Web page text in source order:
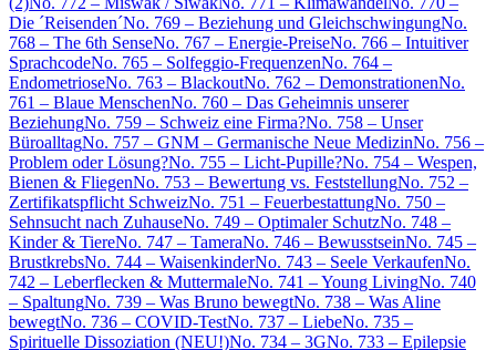
Die ´Reisenden´No. 769 – Beziehung und GleichschwingungNo.
768 – The 6th SenseNo. 767 – Energie-PreiseNo. 766 – Intuitiver
SprachcodeNo. 765 – Solfeggio-FrequenzenNo. 764 –
EndometrioseNo. 763 – BlackoutNo. 762 – DemonstrationenNo.
761 – Blaue MenschenNo. 760 – Das Geheimnis unserer
BeziehungNo. 759 – Schweiz eine Firma?No. 758 – Unser
BüroalltagNo. 757 – GNM – Germanische Neue MedizinNo. 756 –
Problem oder Lösung?No. 755 – Licht-Pupille?No. 754 – Wespen,
Bienen & FliegenNo. 753 – Bewertung vs. FeststellungNo. 752 –
Zertifikatspflicht SchweizNo. 751 – FeuerbestattungNo. 750 –
Sehnsucht nach ZuhauseNo. 749 – Optimaler SchutzNo. 748 –
Kinder & TiereNo. 747 – TameraNo. 746 – BewusstseinNo. 745 –
BrustkrebsNo. 744 – WaisenkinderNo. 743 – Seele VerkaufenNo.
742 – Leberflecken & MuttermaleNo. 741 – Young LivingNo. 740
– SpaltungNo. 739 – Was Bruno bewegtNo. 738 – Was Aline
bewegtNo. 736 – COVID-TestNo. 737 – LiebeNo. 735 –
Spirituelle Dissoziation (NEU!)No. 734 – 3GNo. 733 – Epilepsie